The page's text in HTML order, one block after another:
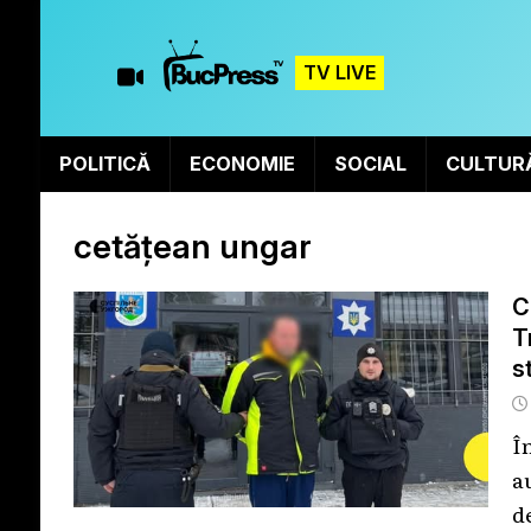
TV LIVE
POLITICĂ ECONOMIE SOCIAL
cetățean ungar